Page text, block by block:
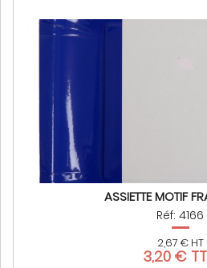
ASSIETTE MOTIF
Réf: 4166
2,67 € HT
3,20 €